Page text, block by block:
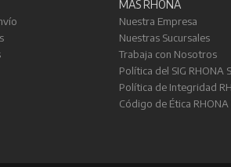
MÁS RHONA
Nuestra Empresa
Nuestras Sucursales
Trabaja con Nosotros
Política del SIG RHONA
Política de Integridad
Código de Ética RHONA